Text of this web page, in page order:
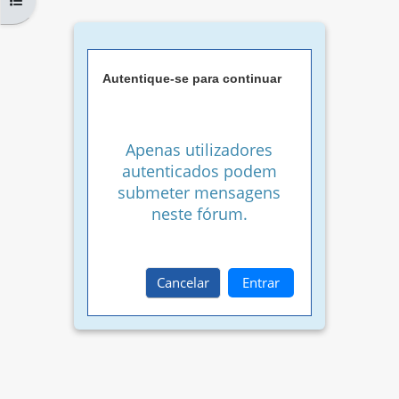
Autentique-se para continuar
Apenas utilizadores
autenticados podem
submeter mensagens
neste fórum.
Cancelar Entrar